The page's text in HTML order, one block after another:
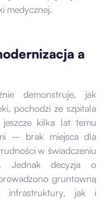
medycznej.
a
demonstruje, jak
pochodzi ze szpitala
kilka lat temu
– brak miejsca dla
w świadczeniu
Jednak decyzja o
gruntowną
infrastruktury, jak i